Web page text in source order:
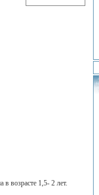
возрасте 1,5- 2 лет.